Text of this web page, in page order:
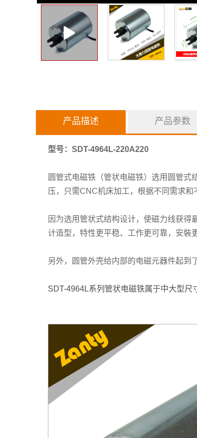
产品描述 产品参数
型号：SDT-4964L-220A220
圆管式电磁铁 （管状电磁铁）选用圆管
压，只需CNC机床加工，根据不同需求和
因为选用管状式结构设计，使磁力线获得
计造型，特性更平稳、工作更可靠，安裝
另外，圆管外壳给内部的电磁元器件起到
SDT-4964L系列管状电磁铁属于中大型尺